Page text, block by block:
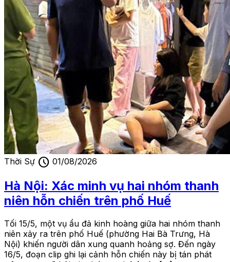
Thời Sự schedule 01/08/2026
Hà Nội: Xác minh vụ hai nhóm thanh
niên hỗn chiến trên phố Huế
Tối 15/5, một vụ ẩu đả kinh hoàng giữa hai nhóm thanh
niên xảy ra trên phố Huế (phường Hai Bà Trưng, Hà
Nội) khiến người dân xung quanh hoảng sợ. Đến ngày
16/5, đoạn clip ghi lại cảnh hỗn chiến này bị tán phát